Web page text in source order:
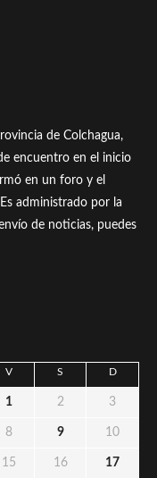
de Colchagua,
encuentro en el inicio
en un foro y el
administrado por la
de noticias, puedes
V S D
1 2 3
8 9 10
15 16 17